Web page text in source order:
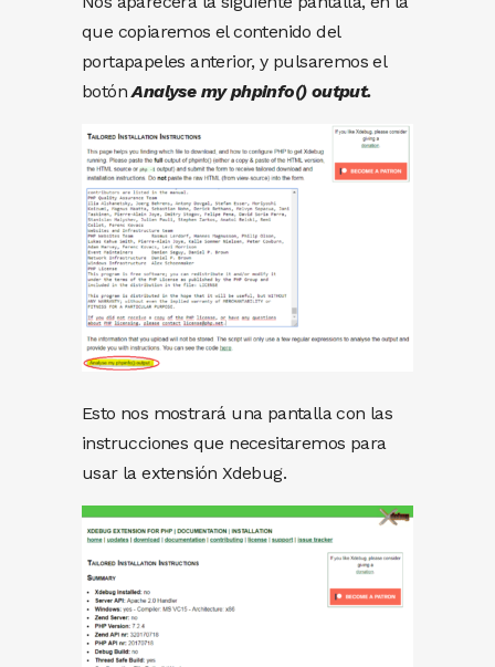
que copiaremos el contenido del
portapapeles anterior, y pulsaremos el
botónAnalyse my phpinfo() output.
Esto nos mostrará una pantalla con las
instrucciones que necesitaremos para
usar la extensión Xdebug.